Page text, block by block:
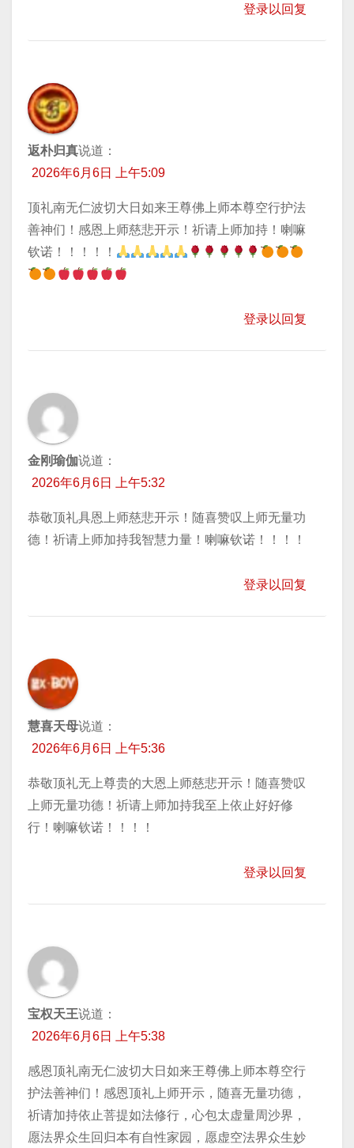
登录以回复
返朴归真说道：
2026年6月6日 上午5:09
顶礼南无仁波切大日如来王尊佛上师本尊空行护法
善神们！感恩上师慈悲开示！祈请上师加持！喇嘛
钦诺！！！！！
登录以回复
金刚瑜伽说道：
2026年6月6日 上午5:32
恭敬顶礼具恩上师慈悲开示！随喜赞叹上师无量功
德！祈请上师加持我智慧力量！喇嘛钦诺！！！！
登录以回复
慧喜天母说道：
2026年6月6日 上午5:36
恭敬顶礼无上尊贵的大恩上师慈悲开示！随喜赞叹
上师无量功德！祈请上师加持我至上依止好好修
行！喇嘛钦诺！！！！
登录以回复
宝权天王说道：
2026年6月6日 上午5:38
感恩顶礼南无仁波切大日如来王尊佛上师本尊空行
护法善神们！感恩顶礼上师开示，随喜无量功德，
祈请加持​依止菩提如法修行，心包太虚量周沙界，
愿法界众生回归本有自性家园，愿虚空法界众生妙